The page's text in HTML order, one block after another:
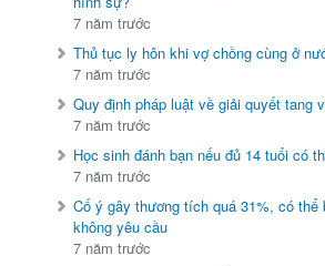
7 năm trước
Thủ tục ly hôn khi vợ chồng cùng ở
7 năm trước
Quy định pháp luật về giải quyết tang
7 năm trước
Học sinh đánh bạn nếu đủ 14 tuổi có
7 năm trước
Cố ý gây thương tích quá 31%, có thể
không yêu cầu
7 năm trước